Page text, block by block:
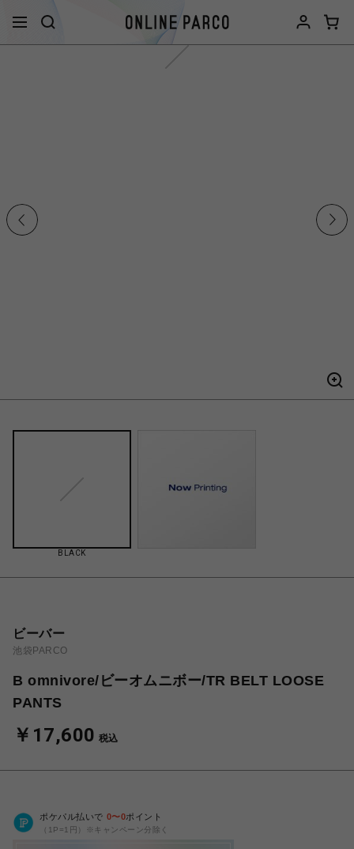
BLACK
ビーバー
池袋PARCO
B omnivore/ビーオムニボー/TR BELT LOOSE
PANTS
￥17,600 税込
ポケパル払いで 0〜0ポイント
（1P=1円）※キャンペーン分除く